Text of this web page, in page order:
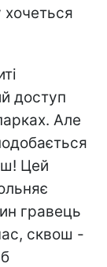
доступ
Але
Цей
гравець
сквош -